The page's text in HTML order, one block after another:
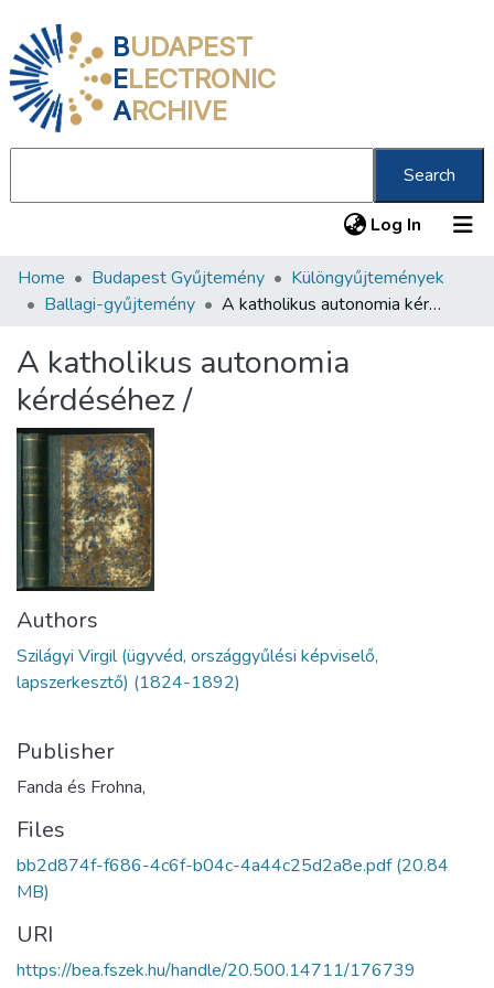
BUDAPEST
ELECTRONIC
ARCHIVE
Search
Log In (current)
Communities & Collections
Statistics
About us
Home Budapest Gyűjtemény
Különgyűjtemények
Ballagi-gyűjtemény
A katholikus autonomia kérdéséhez /
A katholikus autonomia
kérdéséhez /
Authors
Szilágyi Virgil (ügyvéd, országgyűlési képviselő,
lapszerkesztő) (1824-1892)
Publisher
Fanda és Frohna,
Files
bb2d874f-f686-4c6f-b04c-4a44c25d2a8e.pdf(20.84
MB)
URI
https://bea.fszek.hu/handle/20.500.14711/176739